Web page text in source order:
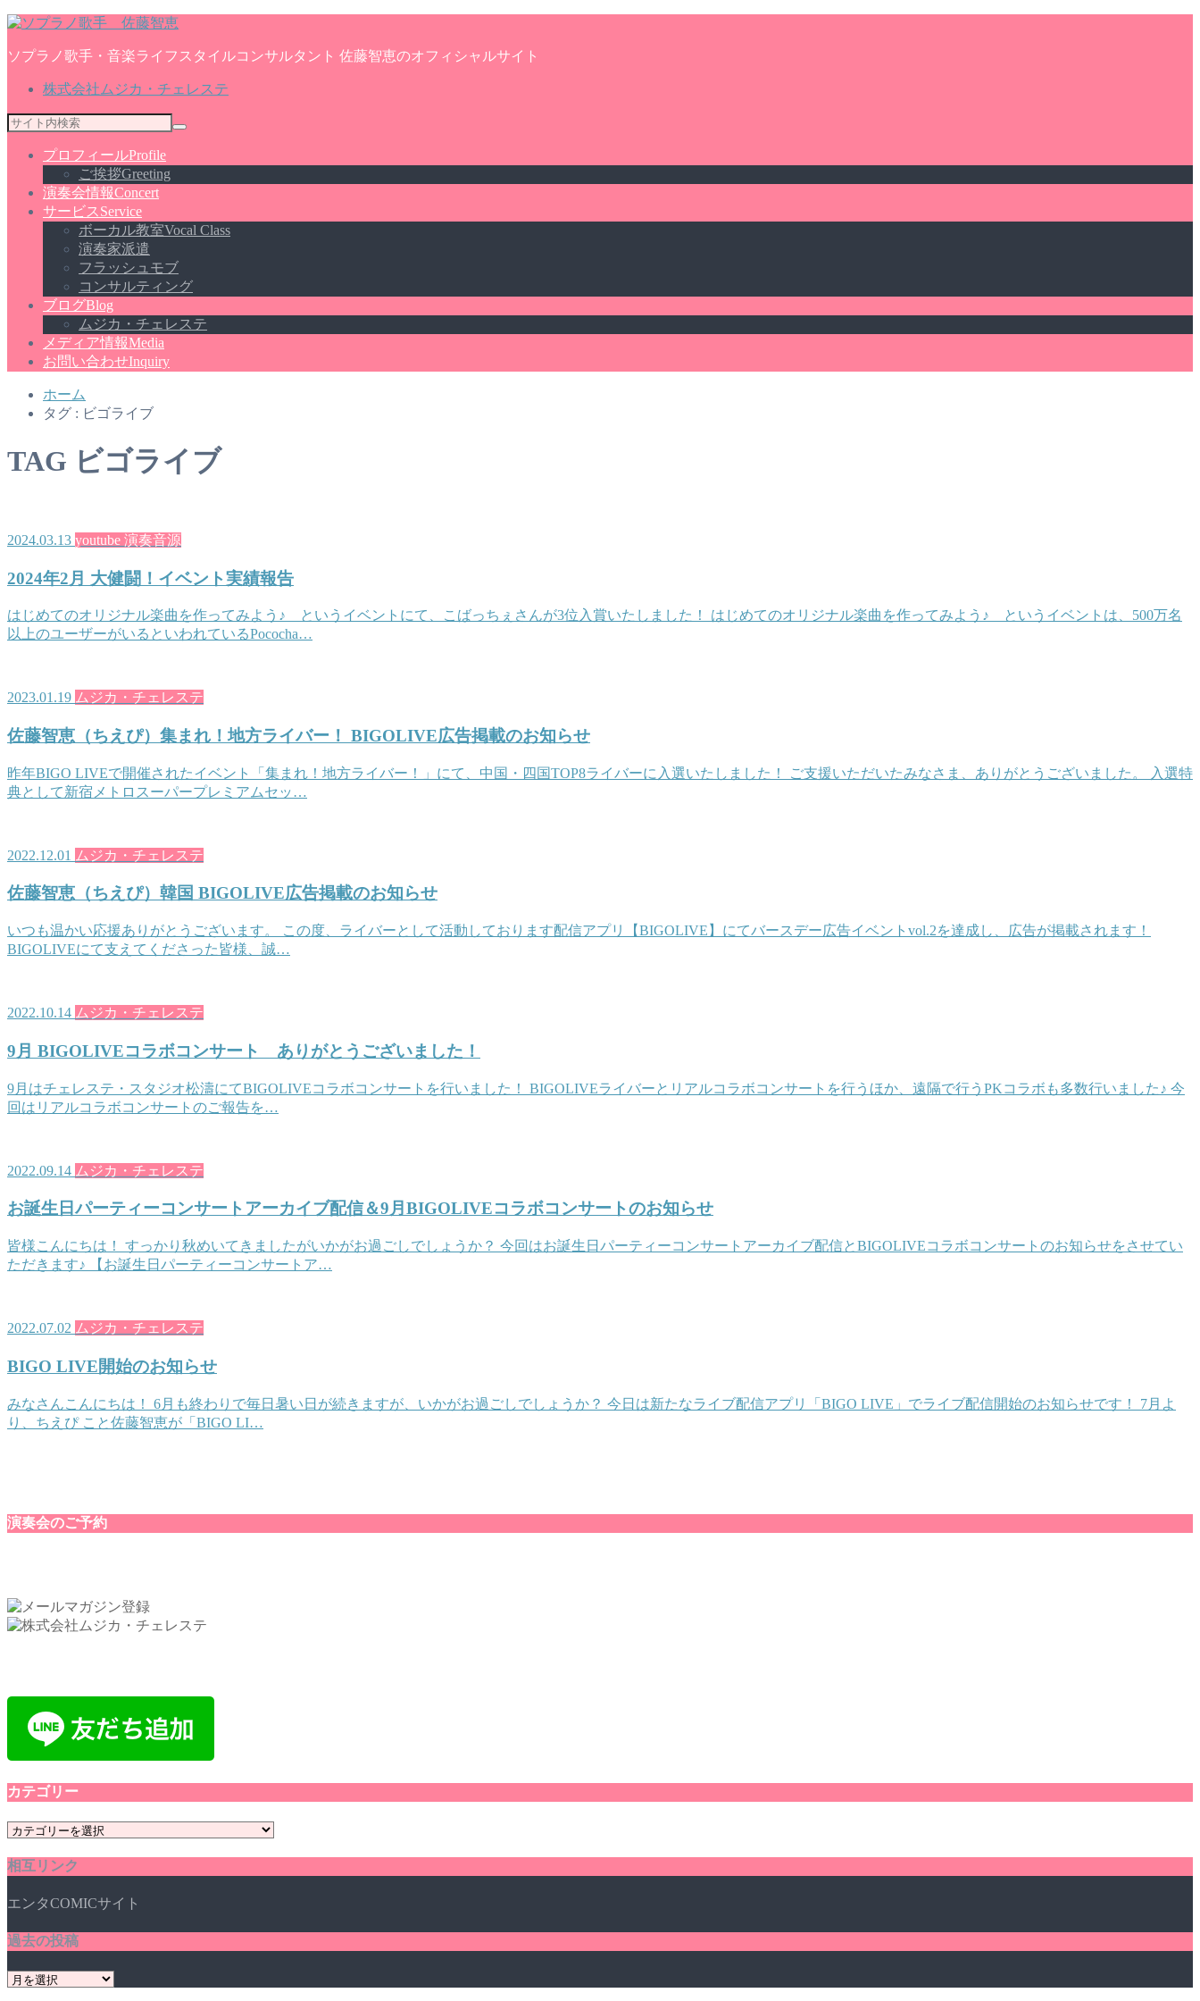
ソプラノ歌手・音楽ライフスタイルコンサルタント 佐藤智恵のオフィシャルサイト
株式会社ムジカ・チェレステ
プロフィールProfile
ご挨拶Greeting
演奏会情報Concert
サービス Service
ボーカル教室Vocal Class
演奏家派遣
フラッシュモブ
コンサルティング
ブログBlog
ムジカ・チェレステ
メディア情報Media
お問い合わせInquiry
ホーム
タグ : ビゴライブ
TAG ビゴライブ
2024.03.13 youtube 演奏音源
2024年2月 大健闘！イベント実績報告
はじめてのオリジナル楽曲を作ってみよう♪ というイベントにて、こばっちぇさんが3位入賞いたしました！ はじめてのオリジナル楽曲を作ってみよう♪ というイベントは、500万名
以上のユーザーがいるといわれているPococha…
2023.01.19 ムジカ・チェレステ
佐藤智恵（ちえぴ）集まれ！地方ライバー！ BIGOLIVE広告掲載のお知らせ
昨年BIGO LIVEで開催されたイベント「集まれ！地方ライバー！」にて、中国・四国TOP8ライバーに入選いたしました！ ご支援いただいたみなさま、ありがとうございました。 入選特
典として新宿メトロスーパープレミアムセッ…
2022.12.01 ムジカ・チェレステ
佐藤智恵（ちえぴ）韓国 BIGOLIVE広告掲載のお知らせ
いつも温かい応援ありがとうございます。 この度、ライバーとして活動しております配信アプリ【BIGOLIVE】にてバースデー広告イベントvol.2を達成し、広告が掲載されます！
BIGOLIVEにて支えてくださった皆様、誠…
2022.10.14 ムジカ・チェレステ
9月 BIGOLIVEコラボコンサート ありがとうございました！
9月はチェレステ・スタジオ松濤にてBIGOLIVEコラボコンサートを行いました！ BIGOLIVEライバーとリアルコラボコンサートを行うほか、遠隔で行うPKコラボも多数行いました♪ 今
回はリアルコラボコンサートのご報告を…
2022.09.14 ムジカ・チェレステ
お誕生日パーティーコンサートアーカイブ配信＆9月BIGOLIVEコラボコンサートのお知らせ
皆様こんにちは！ すっかり秋めいてきましたがいかがお過ごしでしょうか？ 今回はお誕生日パーティーコンサートアーカイブ配信とBIGOLIVEコラボコンサートのお知らせをさせてい
ただきます♪ 【お誕生日パーティーコンサートア…
2022.07.02 ムジカ・チェレステ
BIGO LIVE開始のお知らせ
みなさんこんにちは！ 6月も終わりで毎日暑い日が続きますが、いかがお過ごしでしょうか？ 今日は新たなライブ配信アプリ「BIGO LIVE」でライブ配信開始のお知らせです！ 7月よ
り、ちえぴ こと佐藤智恵が「BIGO LI…
演奏会のご予約
カテゴリー
カ
ゴ
ー
相互リンク
エンタCOMICサイト
過去の投稿
過